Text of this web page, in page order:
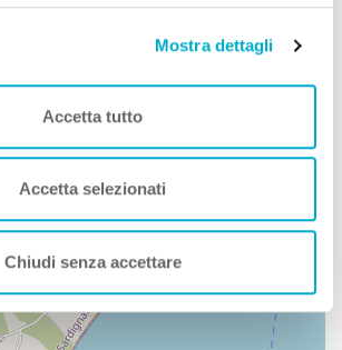
Mostra dettagli
Accetta tutto
Accetta selezionati
Chiudi senza accettare
Animali